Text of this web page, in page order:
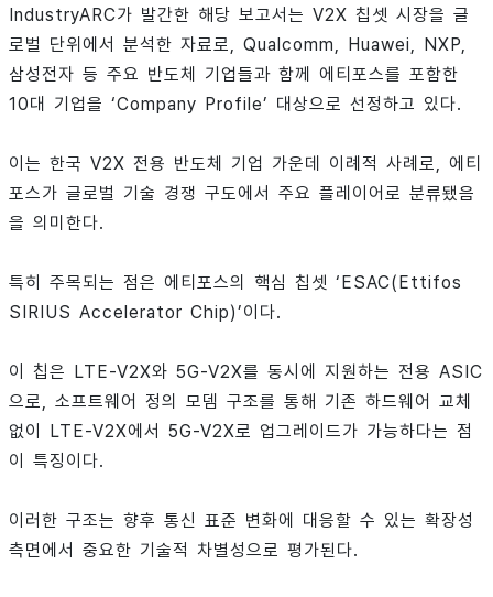
IndustryARC가 발간한 해당 보고서는 V2X 칩셋 시장을 글
로벌 단위에서 분석한 자료로, Qualcomm, Huawei, NXP,
삼성전자 등 주요 반도체 기업들과 함께 에티포스를 포함한
10대 기업을 ‘Company Profile’ 대상으로 선정하고 있다.
이는 한국 V2X 전용 반도체 기업 가운데 이례적 사례로, 에티
포스가 글로벌 기술 경쟁 구도에서 주요 플레이어로 분류됐음
을 의미한다.
특히 주목되는 점은 에티포스의 핵심 칩셋 ‘ESAC(Ettifos
SIRIUS Accelerator Chip)’이다.
이 칩은 LTE-V2X와 5G-V2X를 동시에 지원하는 전용 ASIC
으로, 소프트웨어 정의 모뎀 구조를 통해 기존 하드웨어 교체
없이 LTE-V2X에서 5G-V2X로 업그레이드가 가능하다는 점
이 특징이다.
이러한 구조는 향후 통신 표준 변화에 대응할 수 있는 확장성
측면에서 중요한 기술적 차별성으로 평가된다.